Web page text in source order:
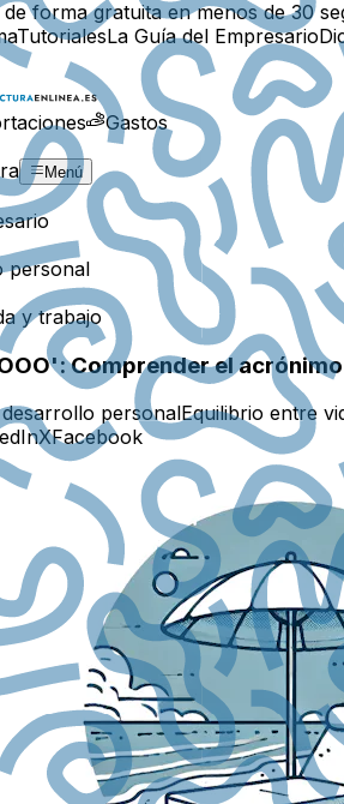
forma gratuita en menos de 30
TutorialesLa Guía del Empresario
Gastos
Menú
personal
y trabajo
Comprender el
personalEquilibrio entre
XFacebook